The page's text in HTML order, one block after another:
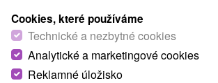
Cookies, které používáme
Technické a nezbytné cookies
Analytické a marketingové cookies
Reklamné úložisko